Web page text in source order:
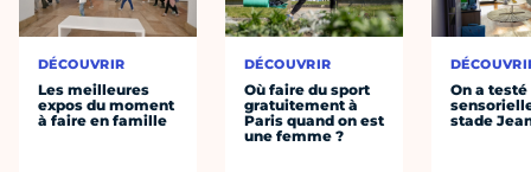
DÉCOUVRIR
Les meilleures
expos du moment
à faire en famille
DÉCOUVRIR
Où faire du sport
gratuitement à
Paris quand on est
une femme ?
On a
stade